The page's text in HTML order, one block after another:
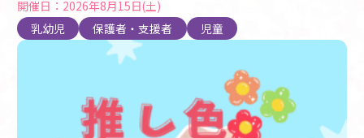
開催日：2026年8月15日(土)
乳幼児
保護者・支援者 児童